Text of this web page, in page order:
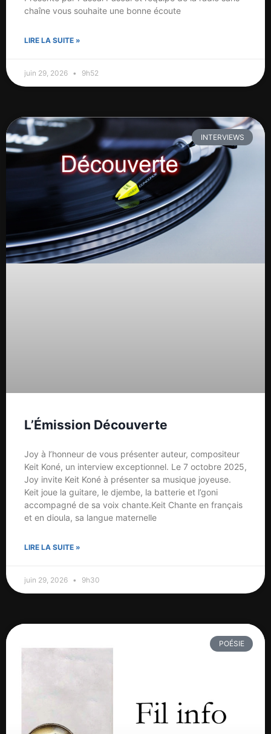
chaîne vous souhaite une bonne écoute
LIRE LA SUITE »
juin 29, 2026 9h52
INTERVIEWS
L’Émission Découverte
Joy à l’honneur de vous présenter auteur, compositeur
Keit Koné, un interview exceptionnel. Le 7 octobre 2025,
Joy invite Keit Koné à présenter sa musique joyeuse.
Keit joue la guitare, le djembe, la batterie et l’goni
accompagné de sa voix chante.Keit Chante en français
et en dioula, sa langue maternelle
LIRE LA SUITE »
juin 29, 2026 9h30
POÉSIE